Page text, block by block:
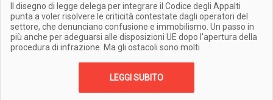
Il disegno di legge delega per integrare il Codice degli Appalti
punta a voler risolvere le criticità contestate dagli operatori del
settore, che denunciano confusione e immobilismo. Un passo in
più anche per adeguarsi alle disposizioni UE dopo l'apertura della
procedura di infrazione. Ma gli ostacoli sono molti
LEGGI SUBITO